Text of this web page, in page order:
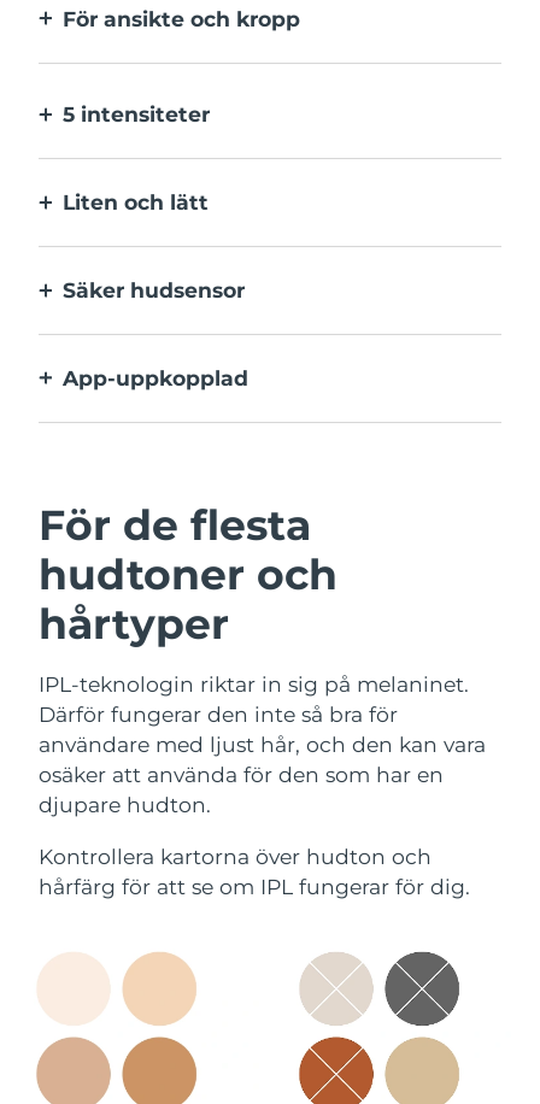
För ansikte och kropp
5 intensiteter
ställen.
Liten och lätt
helst.
Säker hudsensor
huden.
App-uppkopplad
För de flesta
hudtoner och
hårtyper
IPL-teknologin riktar in sig på melaninet.
Därför fungerar den inte så bra för
användare med ljust hår, och den kan vara
osäker att använda för den som har en
djupare hudton.
Kontrollera kartorna över hudton och
hårfärg för att se om IPL fungerar för dig.